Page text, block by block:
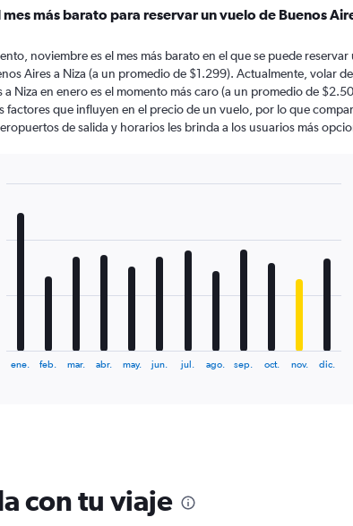
mes más barato para reservar un vuelo de Buenos
noviembre es el mes más barato en el que se puede reservar
Aires a Niza (a un promedio de $1.299). Actualmente, volar de
a Niza en enero es el momento más caro (a un promedio de
factores que influyen en el precio de un vuelo, por lo que
de salida y horarios les brinda a los usuarios más
ene. feb. mar. abr. may. jun. jul. ago. sep. oct. nov. dic.
con tu viaje